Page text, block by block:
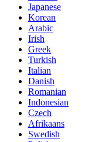
Japanese
Korean
Arabic
Irish
Greek
Turkish
Italian
Danish
Romanian
Indonesian
Czech
Afrikaans
Swedish